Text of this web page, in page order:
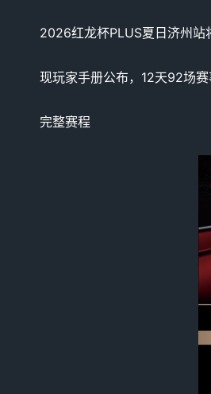
2026红龙杯PLUS夏日济州
现玩家手册公布，12天92场
完整赛程